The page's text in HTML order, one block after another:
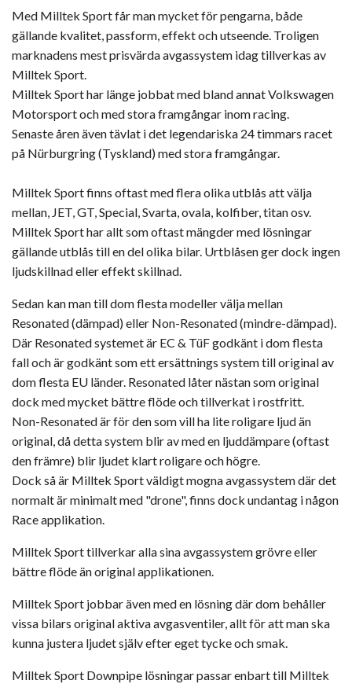
Med Milltek Sport får man mycket för pengarna, både
gällande kvalitet, passform, effekt och utseende. Troligen
marknadens mest prisvärda avgassystem idag tillverkas av
Milltek Sport.
Milltek Sport har länge jobbat med bland annat Volkswagen
Motorsport och med stora framgångar inom racing.
Senaste åren även tävlat i det legendariska 24 timmars racet
på Nürburgring (Tyskland) med stora framgångar.
Milltek Sport finns oftast med flera olika utblås att välja
mellan, JET, GT, Special, Svarta, ovala, kolfiber, titan osv.
Milltek Sport har allt som oftast mängder med lösningar
gällande utblås till en del olika bilar. Urtblåsen ger dock ingen
ljudskillnad eller effekt skillnad.
Sedan kan man till dom flesta modeller välja mellan
Resonated (dämpad) eller Non-Resonated (mindre-dämpad).
Där Resonated systemet är EC & TüF godkänt i dom flesta
fall och är godkänt som ett ersättnings system till original av
dom flesta EU länder. Resonated låter nästan som original
dock med mycket bättre flöde och tillverkat i rostfritt.
Non-Resonated är för den som vill ha lite roligare ljud än
original, då detta system blir av med en ljuddämpare (oftast
den främre) blir ljudet klart roligare och högre.
Dock så är Milltek Sport väldigt mogna avgassystem där det
normalt är minimalt med "drone", finns dock undantag i någon
Race applikation.
Milltek Sport tillverkar alla sina avgassystem grövre eller
bättre flöde än original applikationen.
Milltek Sport jobbar även med en lösning där dom behåller
vissa bilars original aktiva avgasventiler, allt för att man ska
kunna justera ljudet själv efter eget tycke och smak.
Milltek Sport Downpipe lösningar passar enbart till Milltek